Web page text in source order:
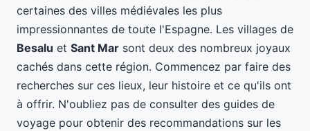
certaines des villes médiévales les plus
impressionnantes de toute l'Espagne. Les villages de
Besalu et Sant Mar sont deux des nombreux joyaux
cachés dans cette région. Commencez par faire des
recherches sur ces lieux, leur histoire et ce qu'ils ont
à offrir. N'oubliez pas de consulter des guides de
voyage pour obtenir des recommandations sur les